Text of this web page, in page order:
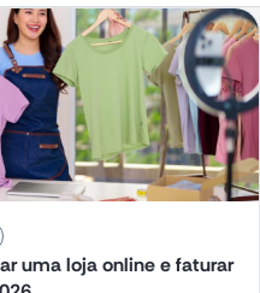
uma loja online e faturar